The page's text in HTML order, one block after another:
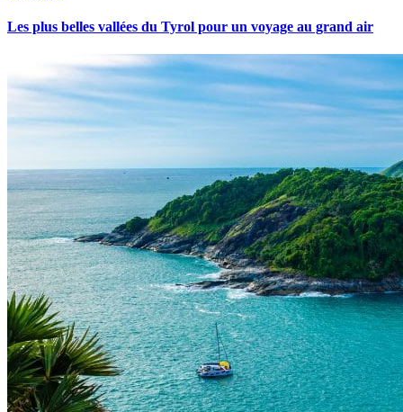
Les plus belles vallées du Tyrol pour un voyage au grand air